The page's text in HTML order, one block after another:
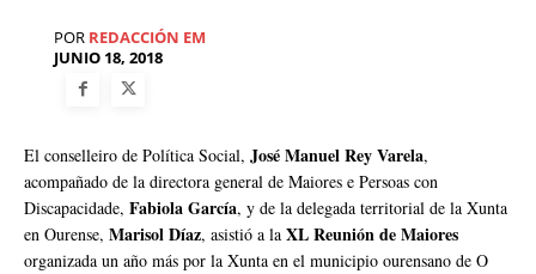
POR REDACCIÓN EM
JUNIO 18, 2018
El conselleiro de Política Social, José Manuel Rey Varela,
acompañado de la directora general de Maiores e Persoas con
Discapacidade, Fabiola García, y de la delegada territorial de la Xunta
en Ourense, Marisol Díaz, asistió a la XL Reunión de Maiores
organizada un año más por la Xunta en el municipio ourensano de O